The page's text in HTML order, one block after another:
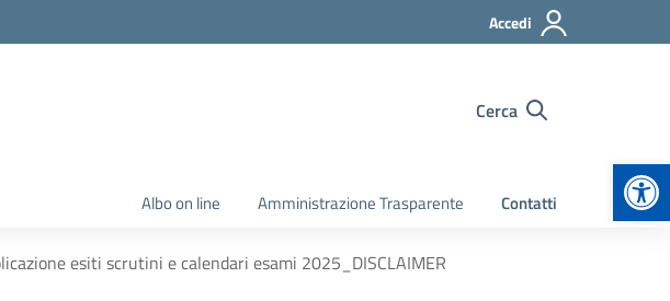
Accedi
Cerca
Albo on line Amministrazione Trasparente Contatti
esiti scrutini e calendari esami 2025_DISCLAIMER